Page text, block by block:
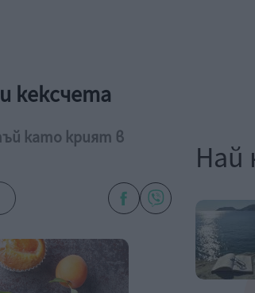
кексчета
като крият в
Най